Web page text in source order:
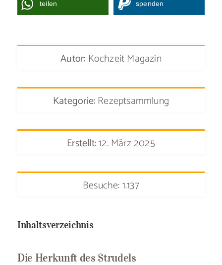
teilen spenden
Autor: Kochzeit Magazin
Kategorie: Rezeptsammlung
Erstellt:12. März 2025
Besuche: 1.137
Inhaltsverzeichnis
Die Herkunft des Strudels